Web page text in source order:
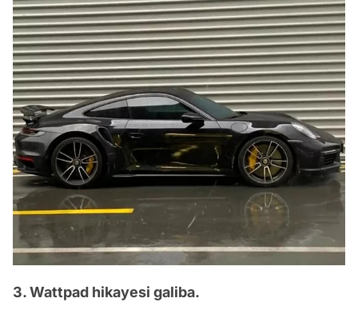
3. Wattpad hikayesi galiba.